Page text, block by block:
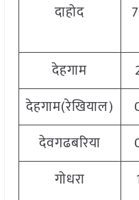
दाहोद
देहगाम
देहगाम(रेखियाल)
देवगढबरिया
गोधरा